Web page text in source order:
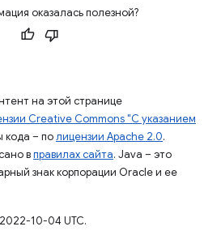
оказалась полезной?
на этой странице
Creative Commons "С указанием
кода – полицензии Apache 2.0.
вправилах сайта. Java – это
знак корпорации Oracle и ее
10-04 UTC.